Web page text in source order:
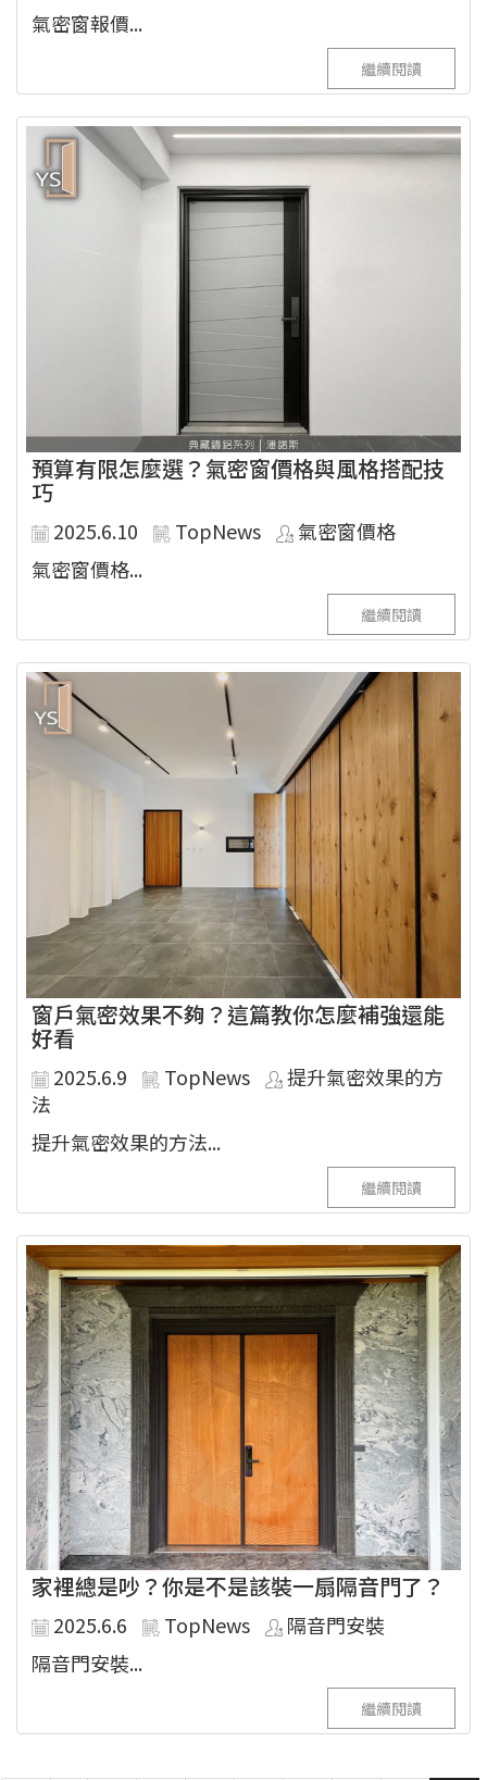
氣密窗報價...
繼續閱讀
預算有限怎麼選？氣密窗價格與風格搭配技
巧
2025.6.10 TopNews
氣密窗價格
氣密窗價格...
繼續閱讀
窗戶氣密效果不夠？這篇教你怎麼補強還能
好看
2025.6.9 TopNews
提升氣密效果的方
法
提升氣密效果的方法...
繼續閱讀
家裡總是吵？你是不是該裝一扇隔音門了？
2025.6.6 TopNews
隔音門安裝
隔音門安裝...
繼續閱讀